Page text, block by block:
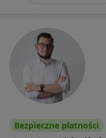
Bezpieczne płatności